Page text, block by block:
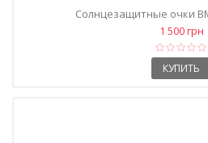
Солнцезащитные очки
1 500 грн
КУПИТЬ